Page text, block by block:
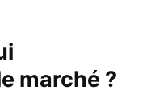
marché ?